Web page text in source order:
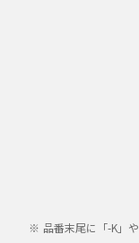
品番末尾に「-K」